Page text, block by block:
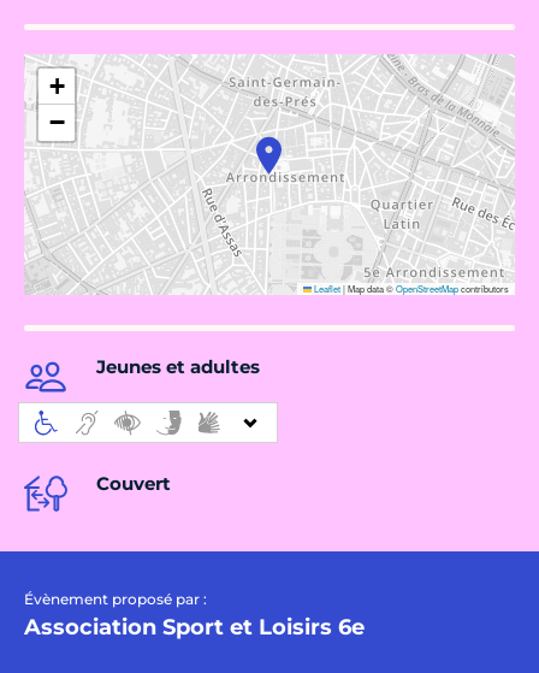
+
−
Leaflet|Map data ©OpenStreetMapcontributors
Jeunes et adultes
Couvert
Évènement proposé par :
Association Sport et Loisirs 6e